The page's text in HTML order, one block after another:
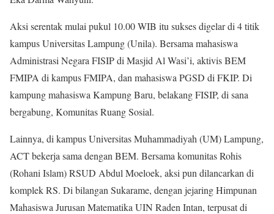
Aksi serentak mulai pukul 10.00 WIB itu sukses digelar di 4 titik
kampus Universitas Lampung (Unila). Bersama mahasiswa
Administrasi Negara FISIP di Masjid Al Wasi’i, aktivis BEM
FMIPA di kampus FMIPA, dan mahasiswa PGSD di FKIP. Di
kampung mahasiswa Kampung Baru, belakang FISIP, di sana
bergabung, Komunitas Ruang Sosial.
Lainnya, di kampus Universitas Muhammadiyah (UM) Lampung,
ACT bekerja sama dengan BEM. Bersama komunitas Rohis
(Rohani Islam) RSUD Abdul Moeloek, aksi pun dilancarkan di
komplek RS. Di bilangan Sukarame, dengan jejaring Himpunan
Mahasiswa Jurusan Matematika UIN Raden Intan, terpusat di